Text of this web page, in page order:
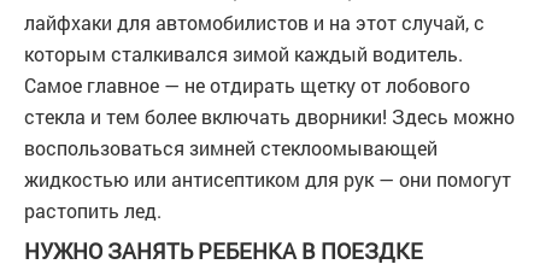
лайфхаки для автомобилистов и на этот случай, с
которым сталкивался зимой каждый водитель.
Самое главное — не отдирать щетку от лобового
стекла и тем более включать дворники! Здесь можно
воспользоваться зимней стеклоомывающей
жидкостью или антисептиком для рук — они помогут
растопить лед.
НУЖНО ЗАНЯТЬ РЕБЕНКА В ПОЕЗДКЕ